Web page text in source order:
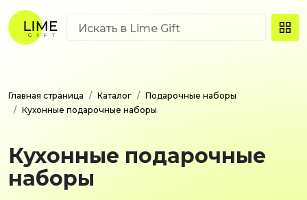
Главная страница Каталог
Подарочные наборы
Кухонные подарочные наборы
Кухонные подарочные
наборы